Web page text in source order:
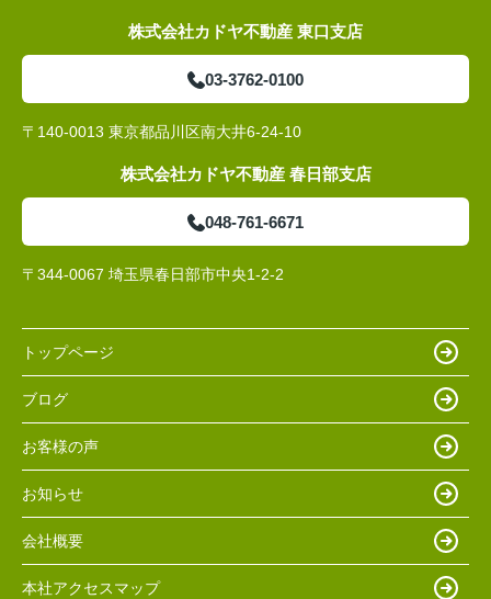
株式会社カドヤ不動産 東口支店
03-3762-0100
〒140-0013 東京都品川区南大井6-24-10
株式会社カドヤ不動産 春日部支店
048-761-6671
〒344-0067 埼玉県春日部市中央1-2-2
トップページ
ブログ
お客様の声
お知らせ
会社概要
本社アクセスマップ